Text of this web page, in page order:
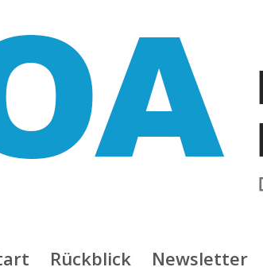
Rückblick Newsletter